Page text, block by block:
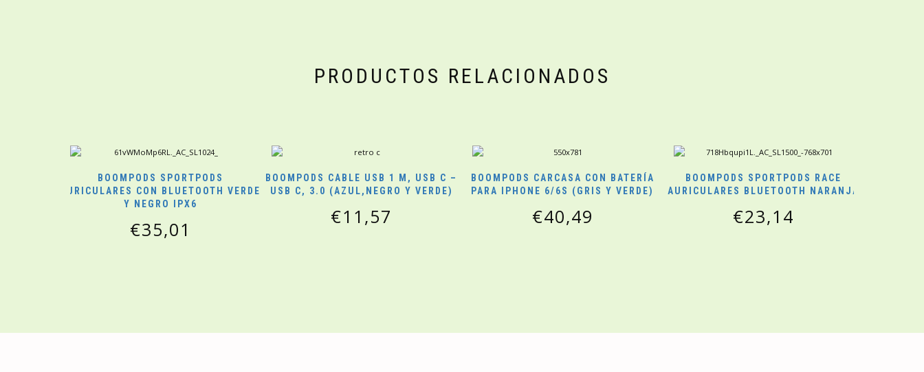
PRODUCTOS RELACIONADOS
BOOMPODS SPORTPODS
AURICULARES CON BLUETOOTH VERDE
Y NEGRO IPX6
€35,01
BOOMPODS CABLE USB 1 M, USB C –
USB C, 3.0 (AZUL,NEGRO Y VERDE)
€11,57
BOOMPODS CARCASA CON BATERÍA
PARA IPHONE 6/6S (GRIS Y VERDE)
€40,49
BOOMPODS SPORTPODS RACE
AURICULARES BLUETOOTH NARANJA
€23,14